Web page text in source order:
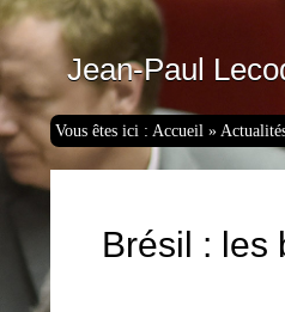
Jean-Paul
Vous êtes ici :Accueil »
Brésil : les